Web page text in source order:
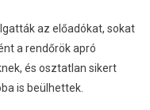
az előadókat, sokat
a rendőrök apró
és osztatlan sikert
is beülhettek.